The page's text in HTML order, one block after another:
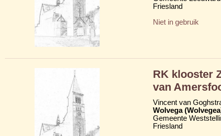
Friesland
Niet in gebruik
RK klooster
van
Vincent van
Wolvega
Gemeente
Friesland